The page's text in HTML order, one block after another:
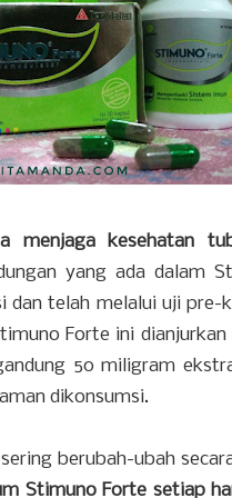
menjaga kesehatan
yang ada dalam
dan telah melalui uji
Forte ini dianjurkan
50 miligram
dikonsumsi.
berubah-ubah
Stimuno Forte setiap